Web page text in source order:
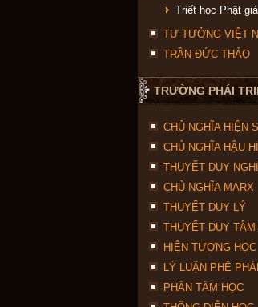
Triết học Phật
TƯ TƯỞNG VIỆT
TRẦN ĐỨC THẢO
TRƯỜNG PHÁI
CHỦ NGHĨA HIỆN
CHỦ NGHĨA HẬU
THUYẾT DUY
CHỦ NGHĨA MARX
THUYẾT DUY LÝ
THUYẾT DUY
HIỆN TƯỢNG HỌC
LÝ LUẬN PHÊ
PHÂN TÂM HỌC